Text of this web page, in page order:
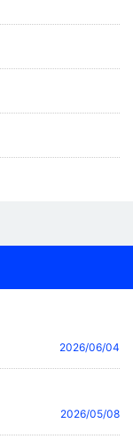
2026/06/04
2026/05/08